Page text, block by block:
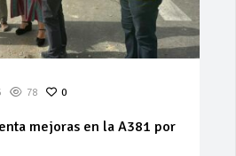
78 0
mejoras en la A381 por